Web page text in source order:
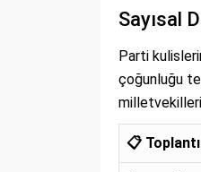
Sayısal
Parti
çoğunluğu
📋